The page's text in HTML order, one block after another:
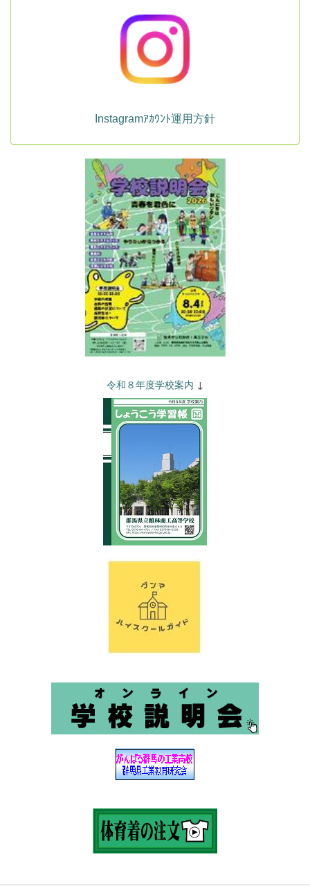
Instagramｱｶｳﾝﾄ運用方針
令和８年度学校案内 ↓